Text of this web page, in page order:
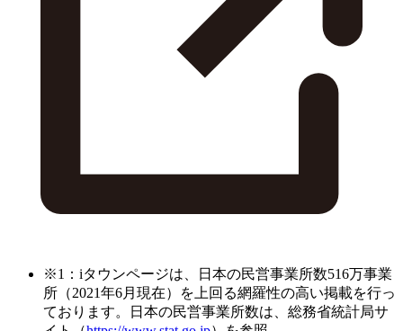
※1：iタウンページは、日本の民営事業所数516万事業
所（2021年6月現在）を上回る網羅性の高い掲載を行っ
ております。日本の民営事業所数は、総務省統計局サ